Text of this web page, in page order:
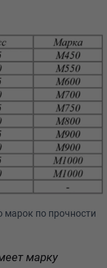
марок по прочности
марку